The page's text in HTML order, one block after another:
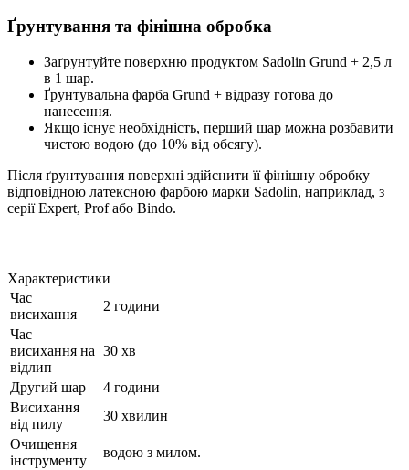
Ґрунтування та фінішна обробка
Заґрунтуйте поверхню продуктом Sadolin Grund + 2,5 л
в 1 шар.
Ґрунтувальна фарба Grund + відразу готова до
нанесення.
Якщо існує необхідність, перший шар можна розбавити
чистою водою (до 10% від обсягу).
Після ґрунтування поверхні здійснити її фінішну обробку
відповідною латексною фарбою марки Sadolin, наприклад, з
серії Expert, Prof або Bindo.
Характеристики
Час
висихання
2 години
Час
висихання на
відлип
30 хв
Другий шар
4 години
Висихання
від пилу
30 хвилин
Очищення
інструменту
водою з милом.